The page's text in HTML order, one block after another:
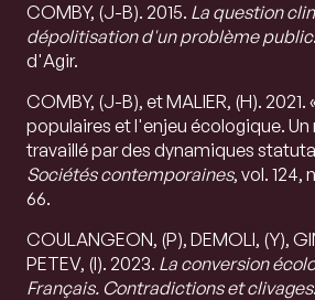
COMBY, (J-B). 2015. La question
dépolitisation d'un problème public
d'Agir.
COMBY, (J-B), et MALIER, (H). 2021.
populaires et l'enjeu écologique.
travaillé par des dynamiques
Sociétés contemporaines, vol. 124,
66.
COULANGEON, (P), DEMOLI, (Y),
PETEV, (I). 2023. La conversion
Français. Contradictions et clivages